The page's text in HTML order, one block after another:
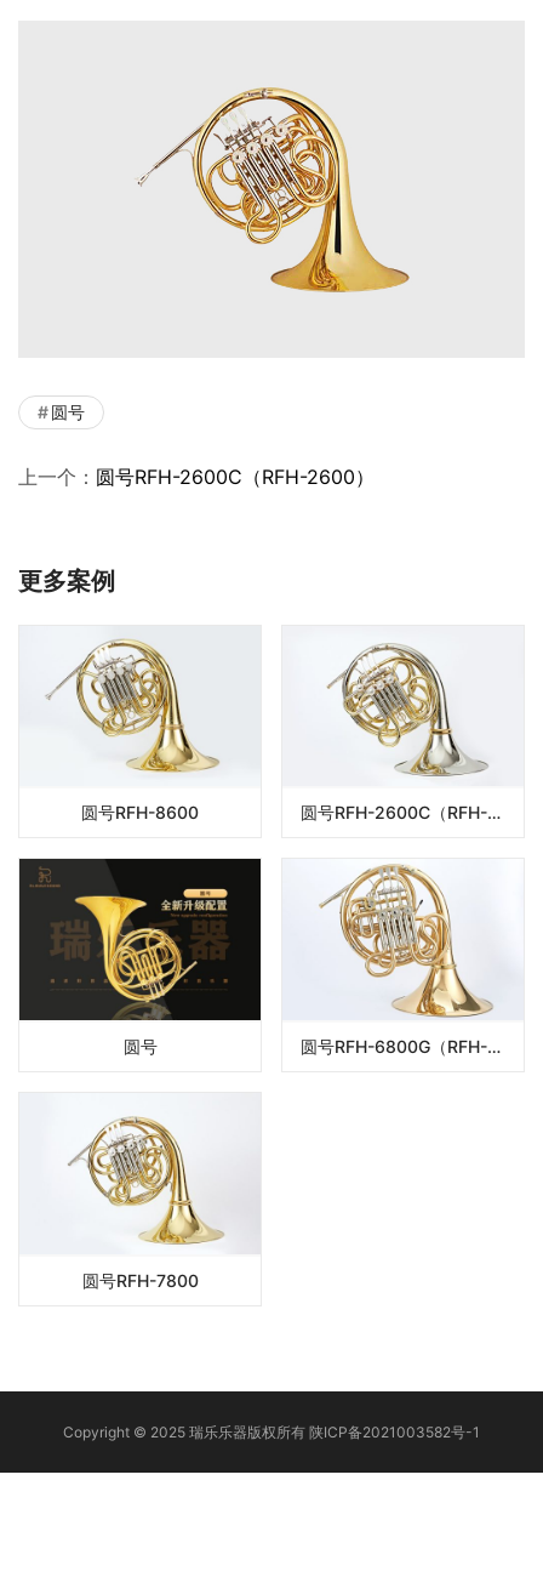
圆号
上一个： 圆号RFH-2600C（RFH-2600）
更多案例
圆号RFH-8600 圆号RFH-2600C（RFH-2600）
圆号 圆号RFH-6800G（RFH-6800）
圆号RFH-7800
Copyright © 2025 瑞乐乐器版权所有 陕ICP备2021003582号-1